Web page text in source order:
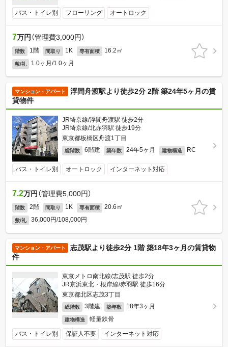
バス・トイレ別 フローリング オートロック
7万円 （管理費3,000円）
階数 1階 間取り 1K 専有面積 16.2㎡
敷/礼 1.0ヶ月/1.0ヶ月
マンション・アパート
浮間舟渡駅より徒歩2分 2階 築24年5ヶ月の賃
貸物件
JR埼京線/浮間舟渡駅 徒歩2分
JR埼京線/北赤羽駅 徒歩19分
東京都板橋区舟渡1丁目
総階数 6階建 築年数 24年5ヶ月 建物構造 RC
バス・トイレ別 オートロック インターネット対応
7.2万円 （管理費5,000円）
階数 2階 間取り 1K 専有面積 20.6㎡
敷/礼 36,000円/108,000円
マンション・アパート
志茂駅より徒歩2分 1階 築18年3ヶ月の賃貸物
件
東京メトロ南北線/志茂駅 徒歩2分
JR京浜東北・根岸線/赤羽駅 徒歩16分
東京都北区志茂3丁目
総階数 3階建 築年数 18年3ヶ月
建物構造 軽量鉄骨
バス・トイレ別 保証人不要 インターネット対応